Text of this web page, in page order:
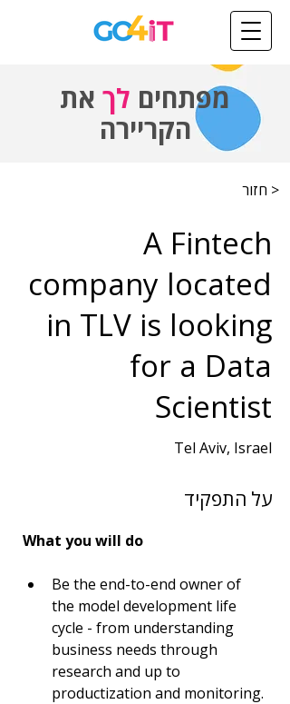
מפתחים לך את
הקריירה
< חזור
A Fintech
company located
in TLV is looking
for a Data
Scientist
Tel Aviv, Israel
3
על התפקיד
What you will do
Be the end-to-end owner of
the model development life
cycle - from understanding
business needs through
research and up to
productization and monitoring.